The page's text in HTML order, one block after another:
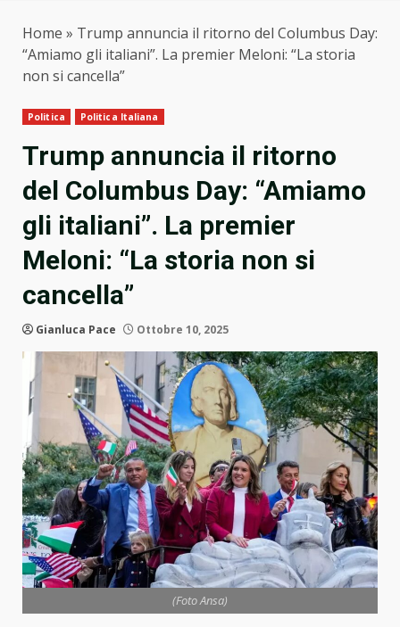
Home » Trump annuncia il ritorno del Columbus Day:
“Amiamo gli italiani”. La premier Meloni: “La storia
non si cancella”
Politica Politica Italiana
Trump annuncia il ritorno
del Columbus Day: “Amiamo
gli italiani”. La premier
Meloni: “La storia non si
cancella”
Gianluca Pace Ottobre 10, 2025
(Foto Ansa)